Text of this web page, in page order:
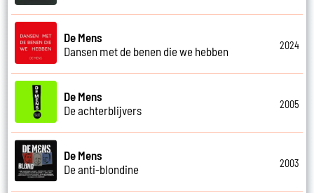
De Mens
Dansen met de benen die we hebben
2024
De Mens
De achterblijvers
2005
De Mens
De anti-blondine
2003